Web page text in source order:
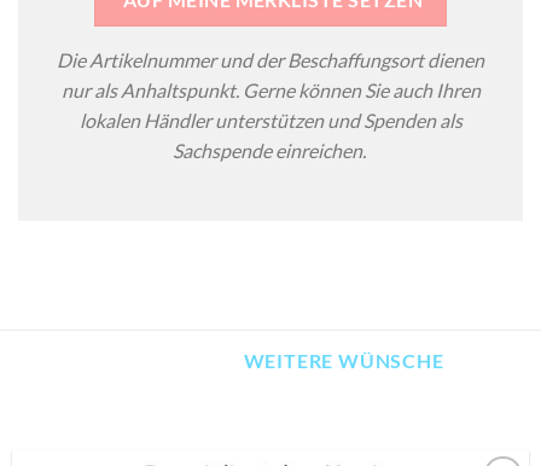
Die Artikelnummer und der Beschaffungsort dienen
nur als Anhaltspunkt. Gerne können Sie auch Ihren
lokalen Händler unterstützen und Spenden als
Sachspende einreichen.
WEITERE WÜNSCHE